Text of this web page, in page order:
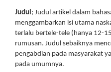
Judul ; Judul artikel dalam
menggambarkan isi utama
terlalu bertele-tele (hanya 12-
rumusan. Judul sebaiknya
pengabdian pada masyarakat
pada umumnya.